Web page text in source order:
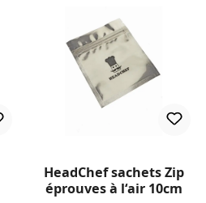
HeadChef sachets Zip
éprouves à l‘air 10cm